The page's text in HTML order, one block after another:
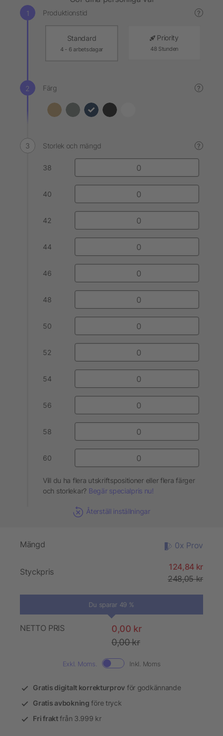
Produktionstid ?
Standard
4 - 6 arbetsdagar
Priority
48 Stunden
Färg ?
Storlek och mängd ?
38
40
42
44
46
48
50
52
54
56
58
60
Vill du ha flera utskriftspositioner eller flera färger
och storlekar? Begär specialpris nu!
Återställ inställningar
Mängd 0x Prov
Styckpris
124,84 kr
248,05 kr
Du sparar 49 %
NETTO PRIS
0,00 kr
0,00 kr
Exkl. Moms. Inkl. Moms
Gratis digitalt korrekturprov för godkännande
Gratis avbokning före tryck
Fri fraktfrån 3.999 kr